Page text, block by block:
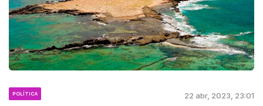
POLÍTICA 22 abr, 2023, 23:01